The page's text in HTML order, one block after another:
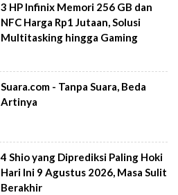
3 HP Infinix Memori 256 GB dan
NFC Harga Rp1 Jutaan, Solusi
Multitasking hingga Gaming
Suara.com - Tanpa Suara, Beda
Artinya
4 Shio yang Diprediksi Paling Hoki
Hari Ini 9 Agustus 2026, Masa Sulit
Berakhir